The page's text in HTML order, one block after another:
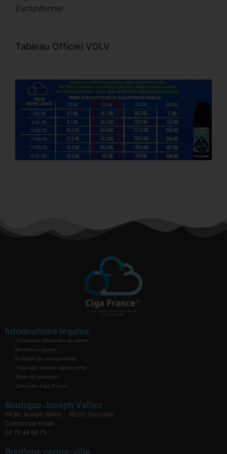
Européenne)
Tableau Officiel VDLV
Informations légales
Conditions Générales de vente
Mentions Légales
Politique de confidentialité
Garantie / Service après vente
Mode de paiement
Contacter Ciga France
Boutique Joseph Vallier
58 Bd Joseph Vallier – 38100 Grenoble
Contact par Email
04 76 48 68 75
Boutique centre-ville